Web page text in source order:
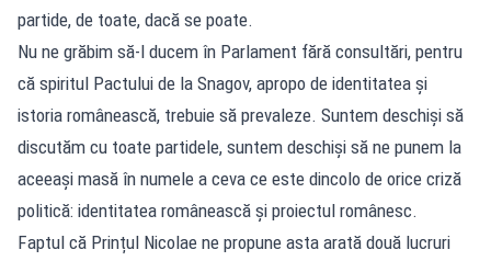
partide, de toate, dacă se poate.
Nu ne grăbim să-l ducem în Parlament fără consultări, pentru
că spiritul Pactului de la Snagov, apropo de identitatea și
istoria românească, trebuie să prevaleze. Suntem deschiși să
discutăm cu toate partidele, suntem deschiși să ne punem la
aceeași masă în numele a ceva ce este dincolo de orice criză
politică: identitatea românească și proiectul românesc.
Faptul că Prințul Nicolae ne propune asta arată două lucruri